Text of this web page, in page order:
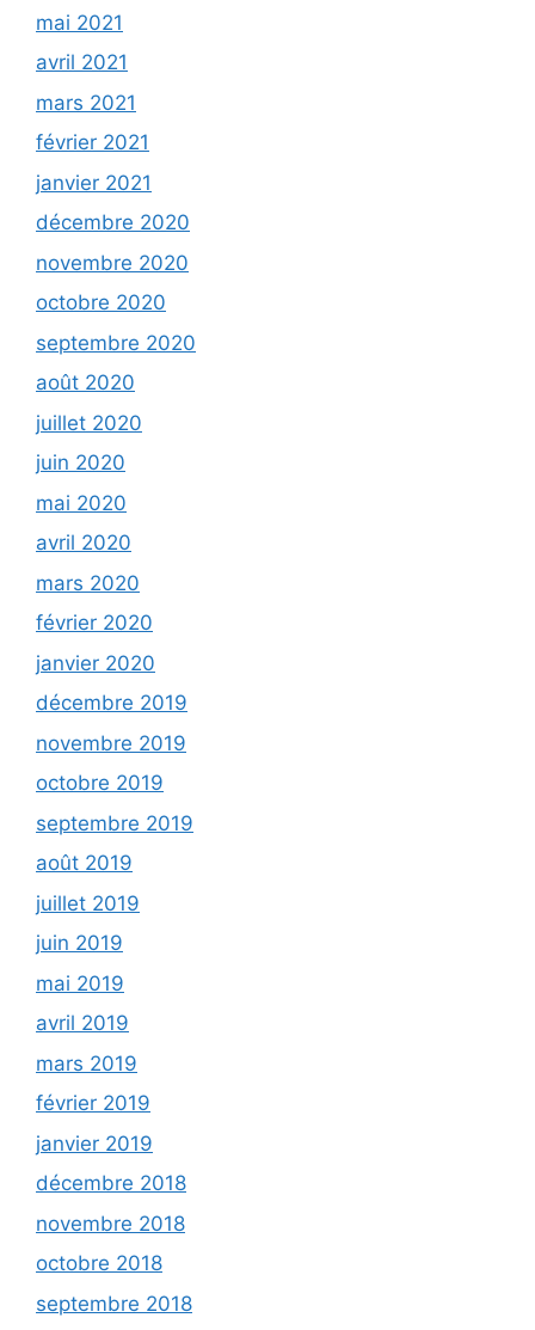
mai 2021
avril 2021
mars 2021
février 2021
janvier 2021
décembre 2020
novembre 2020
octobre 2020
septembre 2020
août 2020
juillet 2020
juin 2020
mai 2020
avril 2020
mars 2020
février 2020
janvier 2020
décembre 2019
novembre 2019
octobre 2019
septembre 2019
août 2019
juillet 2019
juin 2019
mai 2019
avril 2019
mars 2019
février 2019
janvier 2019
décembre 2018
novembre 2018
octobre 2018
septembre 2018